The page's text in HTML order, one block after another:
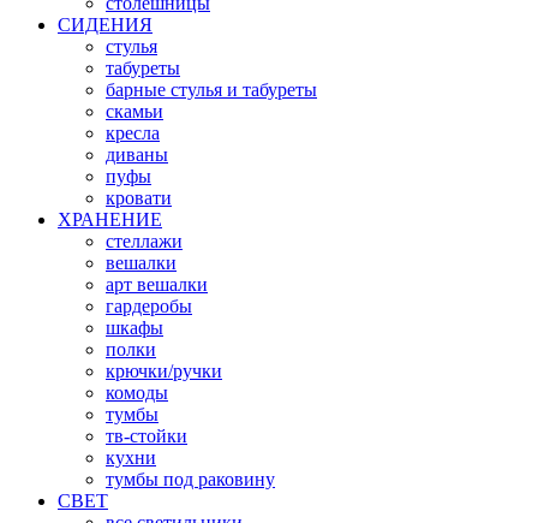
СИДЕНИЯ
стулья
табуреты
барные стулья и табуреты
скамьи
кресла
диваны
пуфы
кровати
ХРАНЕНИЕ
стеллажи
вешалки
арт вешалки
гардеробы
шкафы
полки
крючки/ручки
комоды
тумбы
тв-стойки
кухни
тумбы под раковину
СВЕТ